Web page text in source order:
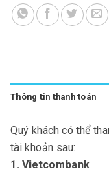
Thông tin thanh toán
Quý khách có thể
tài khoản sau:
1. Vietcombank